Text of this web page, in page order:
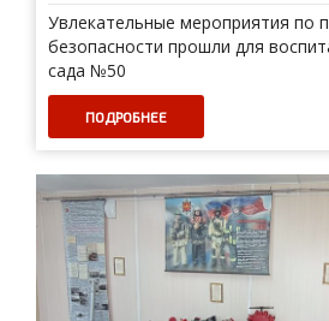
Увлекательные мероприятия по
безопасности прошли для
сада №50
ПОДРОБНЕЕ